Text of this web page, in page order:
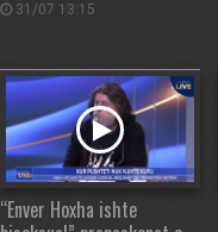
31/07 13:15
“Enver Hoxha ishte